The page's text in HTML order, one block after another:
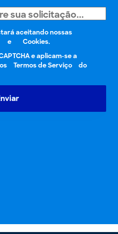
aceitando nossas
e
Cookies.
e aplicam-se a
Termos de Serviço
do